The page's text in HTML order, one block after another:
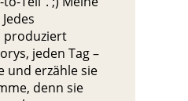
produziert
jeden Tag –
und erzähle sie
denn sie